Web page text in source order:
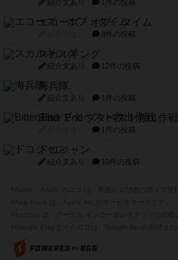
紹介文あり 1件の投稿
エコーズ・オブ・タイム
8件の投稿
スカルキング
紹介文あり 12件の投稿
海兵隊
紹介文あり 1件の投稿
Bitter End ブタペスト救出作戦
1件の投稿
ドコジャン
紹介文あり 10件の投稿